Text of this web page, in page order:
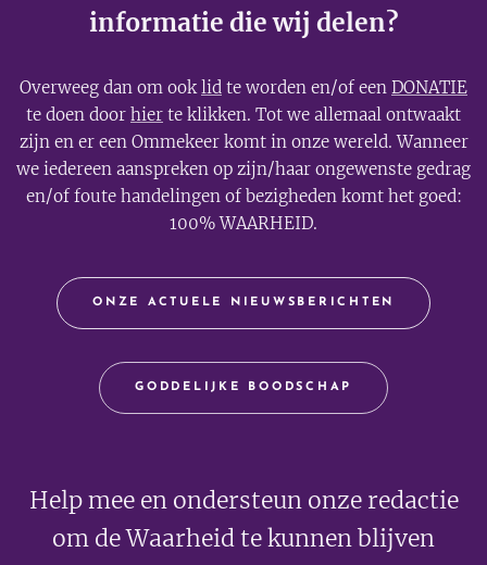
informatie die wij delen?
Overweeg dan om ooklid te worden en/of een DONATIE
te doen door hier te klikken. Tot we allemaal ontwaakt
zijn en er een Ommekeer komt in onze wereld. Wanneer
we iedereen aanspreken op zijn/haar ongewenste gedrag
en/of foute handelingen of bezigheden komt het goed:
100% WAARHEID.
ONZE ACTUELE NIEUWSBERICHTEN
GODDELIJKE BOODSCHAP
Help mee en ondersteun onze redactie
om de Waarheid te kunnen blijven